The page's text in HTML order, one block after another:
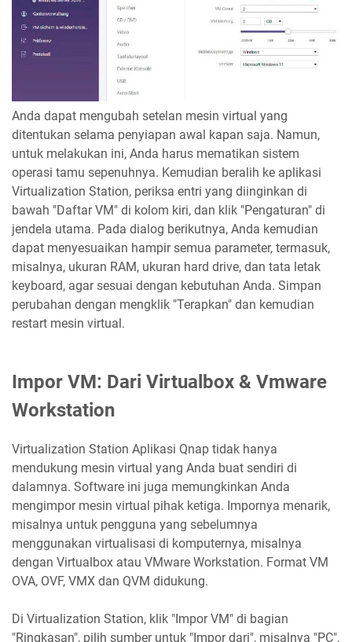
Anda dapat mengubah setelan mesin virtual yang
ditentukan selama penyiapan awal kapan saja. Namun,
untuk melakukan ini, Anda harus mematikan sistem
operasi tamu sepenuhnya. Kemudian beralih ke aplikasi
Virtualization Station, periksa entri yang diinginkan di
bawah "Daftar VM" di kolom kiri, dan klik "Pengaturan" di
jendela utama. Pada dialog berikutnya, Anda kemudian
dapat menyesuaikan hampir semua parameter, termasuk,
misalnya, ukuran RAM, ukuran hard drive, dan tata letak
keyboard, agar sesuai dengan kebutuhan Anda. Simpan
perubahan dengan mengklik "Terapkan" dan kemudian
restart mesin virtual.
Impor VM: Dari Virtualbox & Vmware
Workstation
Virtualization Station Aplikasi Qnap tidak hanya
mendukung mesin virtual yang Anda buat sendiri di
dalamnya. Software ini juga memungkinkan Anda
mengimpor mesin virtual pihak ketiga. Impornya menarik,
misalnya untuk pengguna yang sebelumnya
menggunakan virtualisasi di komputernya, misalnya
dengan Virtualbox atau VMware Workstation. Format VM
OVA, OVF, VMX dan QVM didukung.
Di Virtualization Station, klik "Impor VM" di bagian
"Ringkasan", pilih sumber untuk "Impor dari", misalnya "PC",